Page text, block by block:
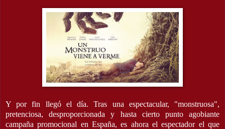
Y por fin llegó el día. Tras una espectacular, "monstruosa",
pretenciosa, desproporcionada y hasta cierto punto agobiante
campaña promocional en España, es ahora el espectador el que